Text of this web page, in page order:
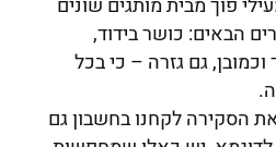
הבאים: כושר בידוד,
גם גזרה – כי בכל
הסקירה לקחנו בחשבון גם